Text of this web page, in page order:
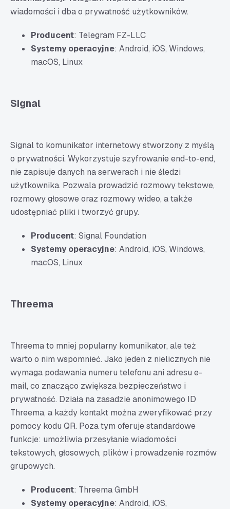
wiadomości i dba o prywatność użytkowników.
Producent: Telegram FZ-LLC
Systemy operacyjne: Android, iOS, Windows,
macOS, Linux
Signal
Signal to komunikator internetowy stworzony z myślą
o prywatności. Wykorzystuje szyfrowanie end-to-end,
nie zapisuje danych na serwerach i nie śledzi
użytkownika. Pozwala prowadzić rozmowy tekstowe,
rozmowy głosowe oraz rozmowy wideo, a także
udostępniać pliki i tworzyć grupy.
Producent: Signal Foundation
Systemy operacyjne: Android, iOS, Windows,
macOS, Linux
Threema
Threema to mniej popularny komunikator, ale też
warto o nim wspomnieć. Jako jeden z nielicznych nie
wymaga podawania numeru telefonu ani adresu e-
mail, co znacząco zwiększa bezpieczeństwo i
prywatność. Działa na zasadzie anonimowego ID
Threema, a każdy kontakt można zweryfikować przy
pomocy kodu QR. Poza tym oferuje standardowe
funkcje: umożliwia przesyłanie wiadomości
tekstowych, głosowych, plików i prowadzenie rozmów
grupowych.
Producent: Threema GmbH
Systemy operacyjne: Android, iOS,